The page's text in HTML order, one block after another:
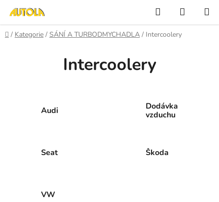
obsah
Hledat
KOŠÍK
Domů
/ Kategorie / SÁNÍ A TURBODMYCHADLA / Intercoolery
Intercoolery
Audi
Dodávka
vzduchu
Seat Škoda
VW